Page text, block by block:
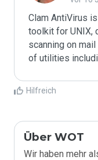
Clam AntiVirus
toolkit for UNIX,
scanning on
of utilities
Hilfreich
Über WOT
Wir haben mehr